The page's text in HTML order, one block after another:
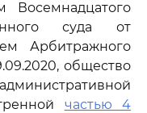
Восемнадцатого
суда от
Арбитражного
общество
частью 4